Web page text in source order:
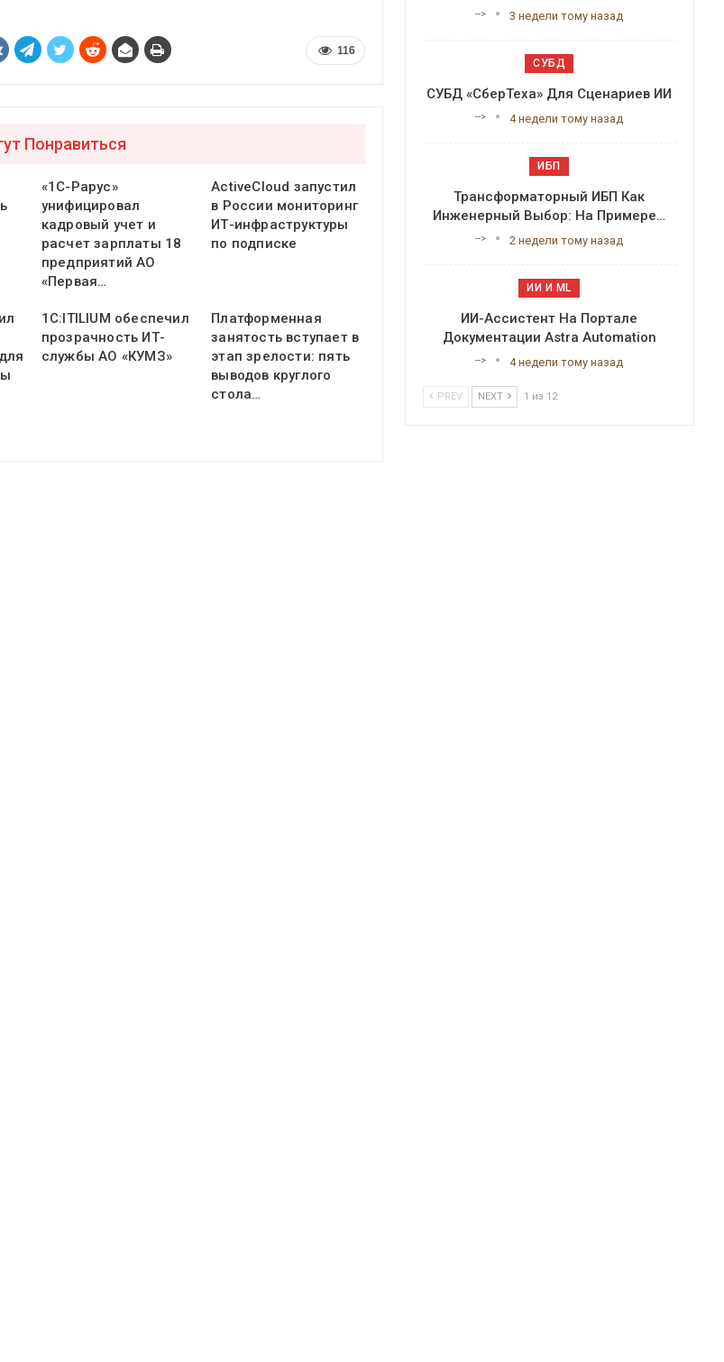
116
Понравиться
«1С-Рарус»
унифицировал
кадровый учет и
расчет зарплаты 18
предприятий АО
«Первая…
ActiveCloud запустил
в России мониторинг
ИТ-инфраструктуры
по подписке
1С:ITILIUM обеспечил
прозрачность ИТ-
службы АО «КУМЗ»
Платформенная
занятость вступает в
этап зрелости: пять
выводов круглого
стола…
--> 3 недели тому назад
СУБД
СУБД «СберТеха» Для Сценариев ИИ
--> 4 недели тому назад
ИБП
Трансформаторный ИБП Как
Инженерный Выбор: На Примере…
--> 2 недели тому назад
ИИ И ML
ИИ-Ассистент На Портале
Документации Astra Automation
--> 4 недели тому назад
PREV NEXT 1 из 12